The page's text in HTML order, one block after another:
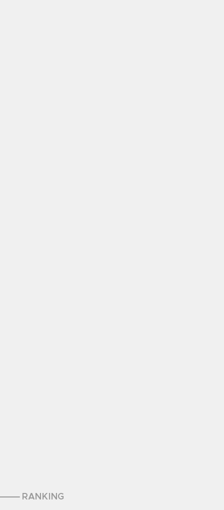
RANKING